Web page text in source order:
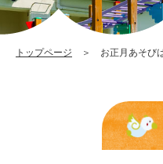
|
トップページ ＞ お正月あそびは